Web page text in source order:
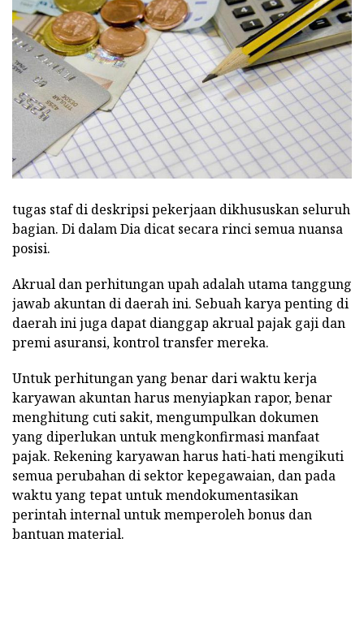
tugas staf di deskripsi pekerjaan dikhususkan seluruh
bagian. Di dalam Dia dicat secara rinci semua nuansa
posisi.
Akrual dan perhitungan upah adalah utama tanggung
jawab akuntan di daerah ini. Sebuah karya penting di
daerah ini juga dapat dianggap akrual pajak gaji dan
premi asuransi, kontrol transfer mereka.
Untuk perhitungan yang benar dari waktu kerja
karyawan akuntan harus menyiapkan rapor, benar
menghitung cuti sakit, mengumpulkan dokumen
yang diperlukan untuk mengkonfirmasi manfaat
pajak. Rekening karyawan harus hati-hati mengikuti
semua perubahan di sektor kepegawaian, dan pada
waktu yang tepat untuk mendokumentasikan
perintah internal untuk memperoleh bonus dan
bantuan material.